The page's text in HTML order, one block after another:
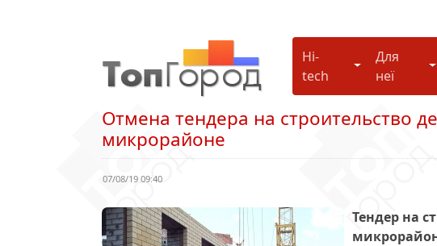
Hi-
tech
Hi-tech
Для
неї
Отмена тендера на cтроительство
микрорайоне
07/08/19 09:40
Тендер на